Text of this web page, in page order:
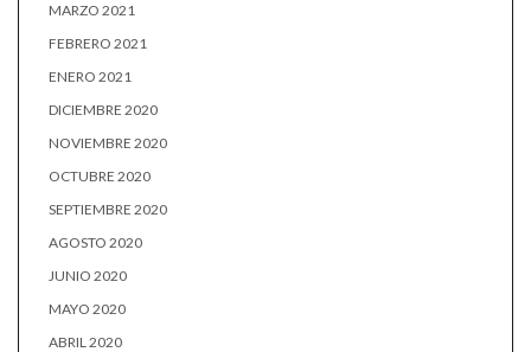
MARZO 2021
FEBRERO 2021
ENERO 2021
DICIEMBRE 2020
NOVIEMBRE 2020
OCTUBRE 2020
SEPTIEMBRE 2020
AGOSTO 2020
JUNIO 2020
MAYO 2020
ABRIL 2020